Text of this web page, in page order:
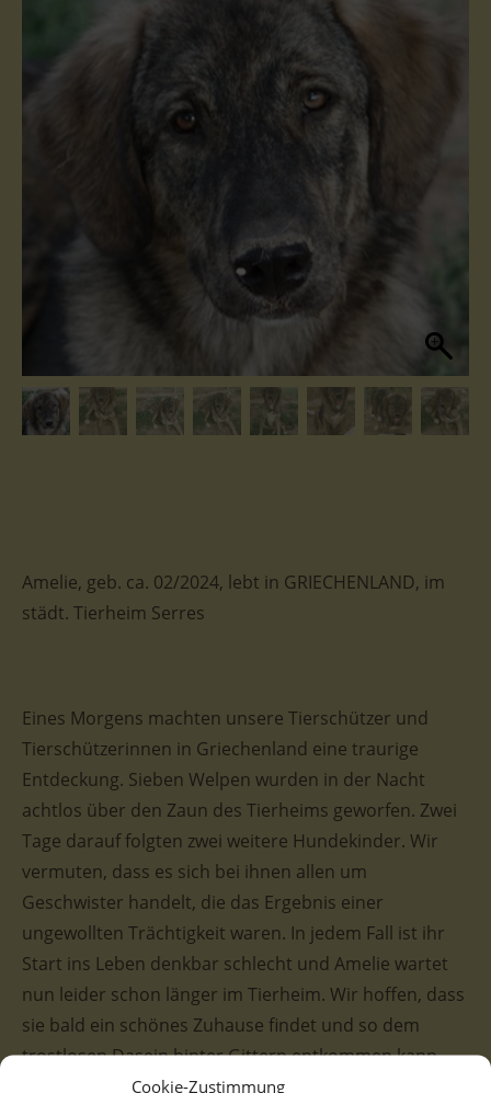
Cookie-Zustimmung
Amelie, geb. ca. 02/2024, lebt in GRIECHENLAND, im
städt. Tierheim Serres
Eines Morgens machten unsere Tierschützer und
Tierschützerinnen in Griechenland eine traurige
Entdeckung. Sieben Welpen wurden in der Nacht
achtlos über den Zaun des Tierheims geworfen. Zwei
Tage darauf folgten zwei weitere Hundekinder. Wir
vermuten, dass es sich bei ihnen allen um
Geschwister handelt, die das Ergebnis einer
ungewollten Trächtigkeit waren. In jedem Fall ist ihr
Start ins Leben denkbar schlecht und Amelie wartet
nun leider schon länger im Tierheim. Wir hoffen, dass
sie bald ein schönes Zuhause findet und so dem
trostlosen Dasein hinter Gittern entkommen kann.